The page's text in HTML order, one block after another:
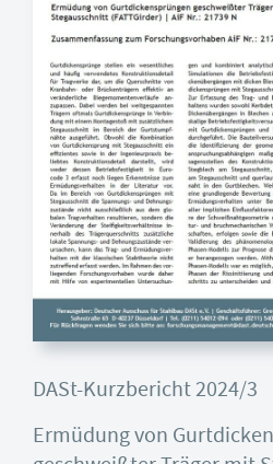
DASt-Kurzbericht 2024/3
Ermüdung von